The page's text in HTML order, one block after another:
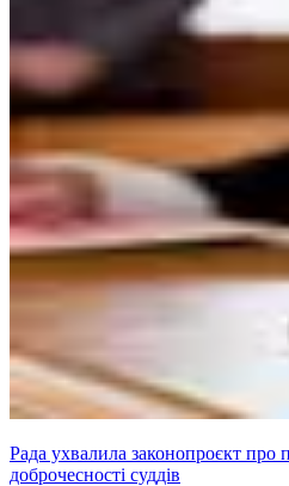
Рада ухвалила законопроєкт про
доброчесності суддів